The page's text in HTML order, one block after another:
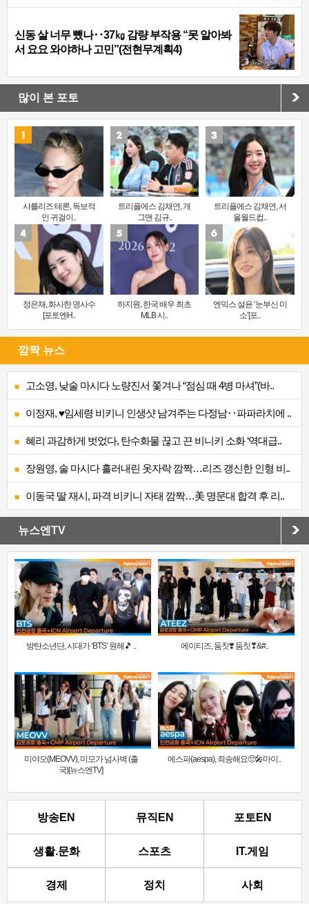
신동 살 너무 뺐나‥37㎏ 감량 부작용 “못 알아봐
서 요요 와야하나 고민”(전현무계획4)
많이 본 포토
샤를리즈 테론, 독보적
인 귀걸이..
트리플에스 김채연, 개
그맨 김규..
트리플에스 김채연, 서
울월드컵..
정은채, 화사한 명사수
[포토엔H..
하지원, 한국 배우 최초
MLB 시..
엔믹스 설윤 ‘눈부신 미
소’[포..
깜짝 뉴스
고소영, 낮술 마시다 노량진서 쫓겨나 “점심 때 4병 마셔”(바..
이정재, ♥임세령 비키니 인생샷 남겨주는 다정남‥파파라치에 ..
혜리 과감하게 벗었다, 탄수화물 끊고 끈 비니키 소화 ‘역대급..
장원영, 술 마시다 흘러내린 옷자락 깜짝…리즈 갱신한 인형 비..
이동국 딸 재시, 파격 비키니 자태 깜짝…美 명문대 합격 후 리..
뉴스엔TV
방탄소년단, 시대가 ‘BTS’ 원해🎵 .. 에이티즈, 둠칫❣️ 둠칫❣&#..
미야오(MEOVV), 미모가 넘사벽 (출
국)[뉴스엔TV]
에스파(aespa), 죄송해요🥺🎤마이..
방송EN 뮤직EN 포토EN
생활.문화 스포츠 IT.게임
경제 정치 사회